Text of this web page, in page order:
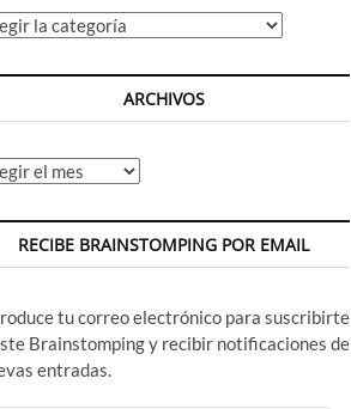
ARCHIVOS
RECIBE BRAINSTOMPING POR EMAIL
tu correo electrónico para suscribirte
Brainstomping y recibir notificaciones de
entradas.